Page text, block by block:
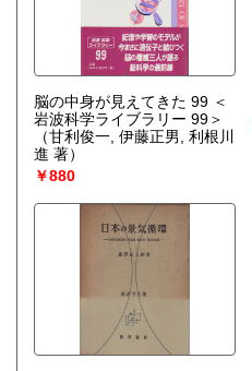
脳の中身が見えてきた 99 ＜
岩波科学ライブラリー 99＞
（甘利俊一, 伊藤正男, 利根川
進 著）
￥880